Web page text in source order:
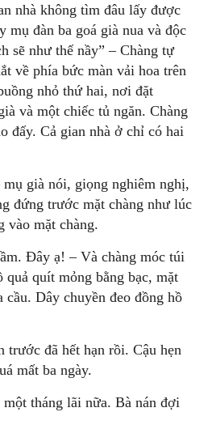
nhà không tìm đâu lấy được
mụ đàn ba goá già nua và độc
sẽ như thế nầy” – Chàng tự
về phía bức màn vải hoa trên
nhỏ thứ hai, nơi đặt
và một chiếc tủ ngăn. Chàng
đấy. Cả gian nhà ở chỉ có hai
già nói, giọng nghiêm nghị,
đứng trước mặt chàng như lúc
vào mặt chàng.
Đây ạ! – Và chàng móc túi
quít mỏng bằng bạc, mặt
cầu. Dây chuyền đeo đồng hồ
trước đã hết hạn rồi. Cậu hẹn
mất ba ngày.
tháng lãi nữa. Bà nán đợi